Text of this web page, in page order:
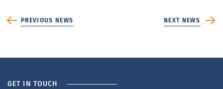
PREVIOUS NEWS NEXT NEWS
GET IN TOUCH